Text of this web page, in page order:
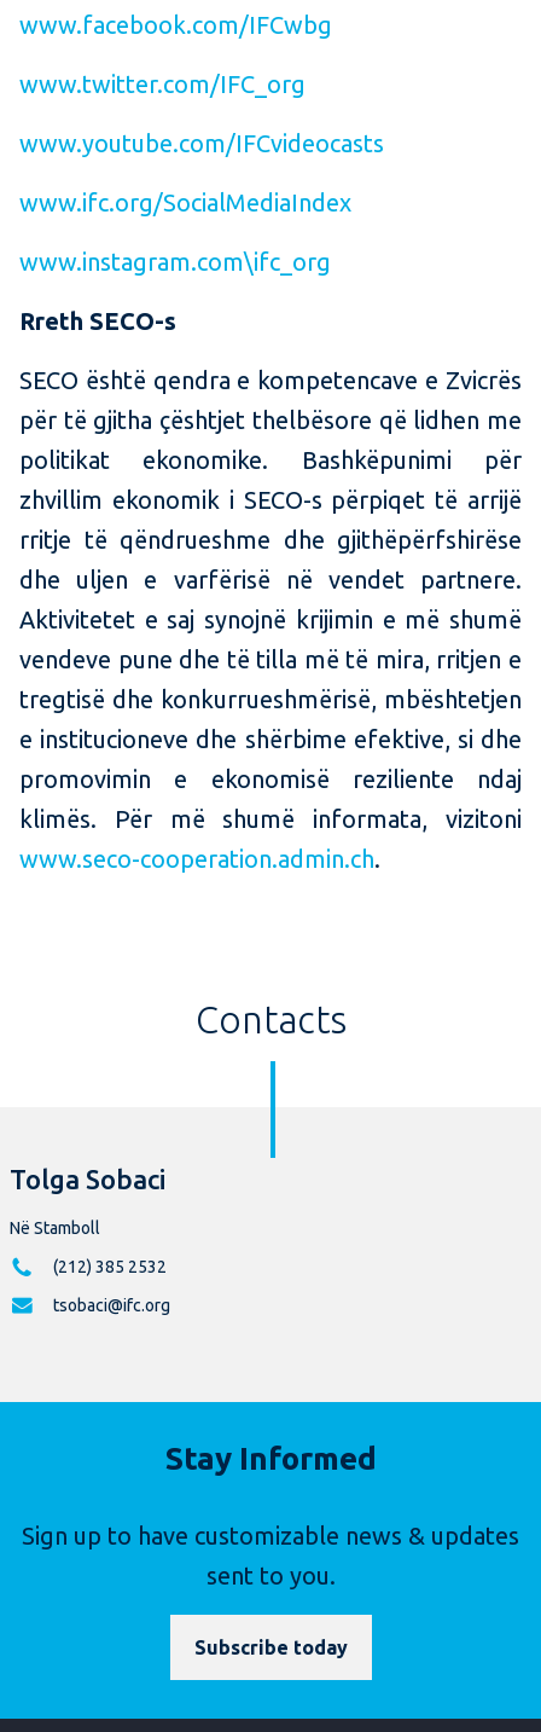
www.facebook.com/IFCwbg
www.twitter.com/IFC_org
www.youtube.com/IFCvideocasts
www.ifc.org/SocialMediaIndex
www.instagram.com\ifc_org
Rreth SECO-s
SECO është qendra e kompetencave e Zvicrës
për të gjitha çështjet thelbësore që lidhen me
politikat ekonomike. Bashkëpunimi për
zhvillim ekonomik i SECO-s përpiqet të arrijë
rritje të qëndrueshme dhe gjithëpërfshirëse
dhe uljen e varfërisë në vendet partnere.
Aktivitetet e saj synojnë krijimin e më shumë
vendeve pune dhe të tilla më të mira, rritjen e
tregtisë dhe konkurrueshmërisë, mbështetjen
e institucioneve dhe shërbime efektive, si dhe
promovimin e ekonomisë reziliente ndaj
klimës. Për më shumë informata, vizitoni
www.seco-cooperation.admin.ch.
Contacts
Tolga Sobaci
Në Stamboll
(212) 385 2532
tsobaci@ifc.org
Stay Informed
Sign up to have customizable news & updates
sent to you.
Subscribe today